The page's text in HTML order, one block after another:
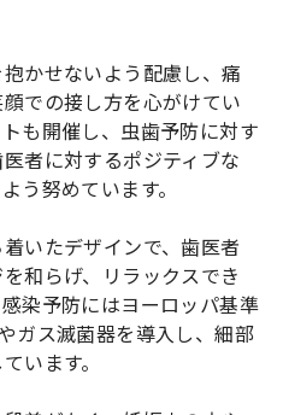
かせないよう配慮し、痛
での接し方を心がけてい
も開催し、虫歯予防に対す
者に対するポジティブな
う努めています。
いたデザインで、歯医者
和らげ、リラックスでき
染予防にはヨーロッパ基準
ガス滅菌器を導入し、細部
います。